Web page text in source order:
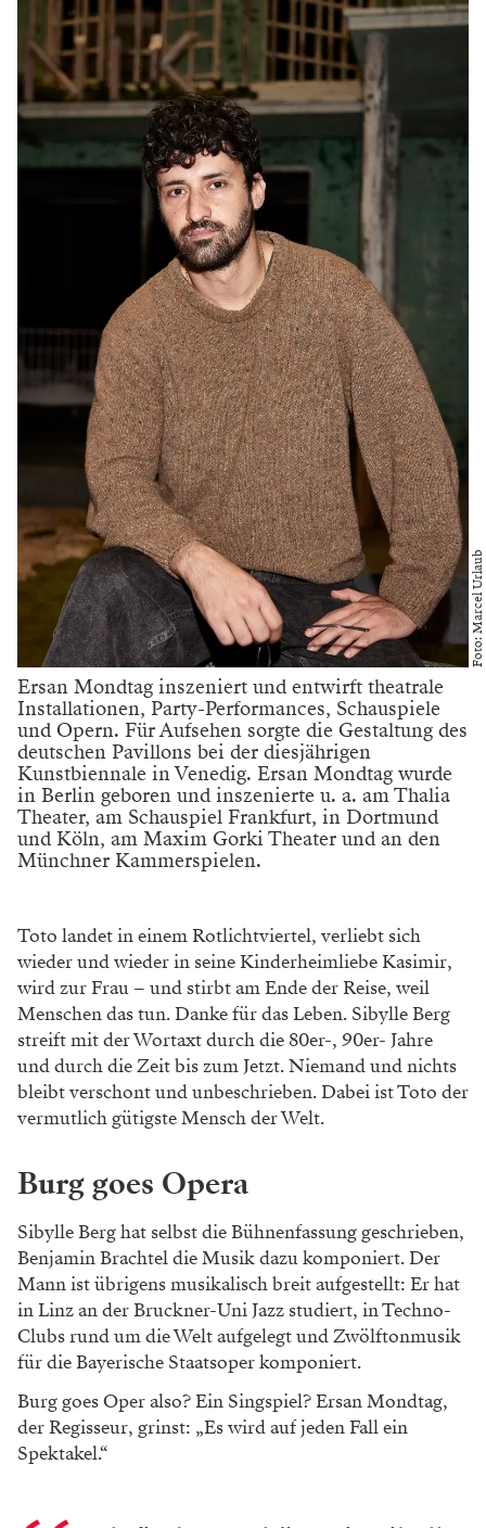
Foto: Marcel Urlaub
Ersan Mondtag inszeniert und entwirft theatrale
Installationen, Party-Performances, Schauspiele
und Opern. Für Aufsehen sorgte die Gestaltung des
deutschen Pavillons bei der diesjährigen
Kunstbiennale in Venedig. Ersan Mondtag wurde
in Berlin geboren und inszenierte u. a. am Thalia
Theater, am Schauspiel Frankfurt, in Dortmund
und Köln, am Maxim Gorki Theater und an den
Münchner Kammerspielen.
Toto landet in einem Rotlichtviertel, verliebt sich
wieder und wieder in seine Kinderheimliebe Kasimir,
wird zur Frau – und stirbt am Ende der Reise, weil
Menschen das tun. Danke für das Leben. Sibylle Berg
streift mit der Wortaxt durch die 80er-, 90er- Jahre
und durch die Zeit bis zum Jetzt. Niemand und nichts
bleibt verschont und unbeschrieben. Dabei ist Toto der
vermutlich gütigste Mensch der Welt.
Burg goes Opera
Sibylle Berg hat selbst die Bühnenfassung geschrieben,
Benjamin Brachtel die Musik dazu komponiert. Der
Mann ist übrigens musikalisch breit aufgestellt: Er hat
in Linz an der Bruckner-Uni Jazz studiert, in Techno-
Clubs rund um die Welt aufgelegt und Zwölftonmusik
für die Bayerische Staatsoper komponiert.
Burg goes Oper also? Ein Singspiel? Ersan Mondtag,
der Regisseur, grinst: „Es wird auf jeden Fall ein
Spektakel.“